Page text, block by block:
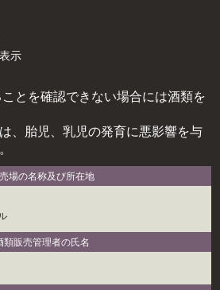
示
とを確認できない場合には酒類を
、胎児、乳児の発育に悪影響を与
場の名称及び所在地
類販売管理者の氏名